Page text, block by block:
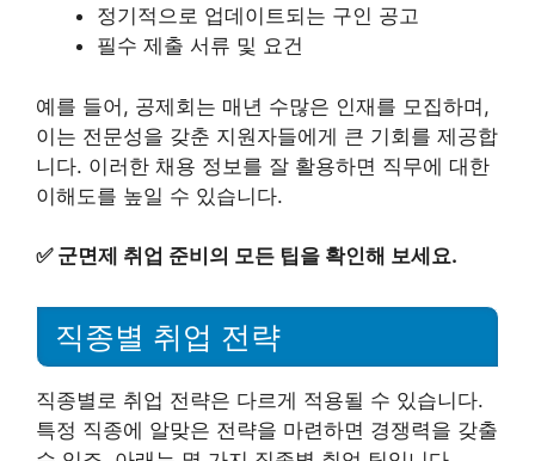
정기적으로 업데이트되는 구인 공고
필수 제출 서류 및 요건
예를 들어, 공제회는 매년 수많은 인재를 모집하며,
이는 전문성을 갖춘 지원자들에게 큰 기회를 제공합
니다. 이러한 채용 정보를 잘 활용하면 직무에 대한
이해도를 높일 수 있습니다.
✅ 군면제 취업 준비의 모든 팁을 확인해 보세요.
직종별 취업 전략
직종별로 취업 전략은 다르게 적용될 수 있습니다.
특정 직종에 알맞은 전략을 마련하면 경쟁력을 갖출